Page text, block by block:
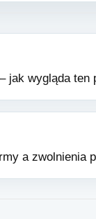
jak wygląda ten
a zwolnienia